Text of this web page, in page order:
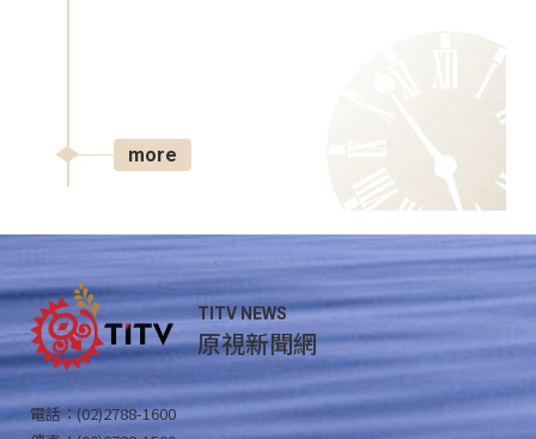
more
TITV NEWS
原視新聞網
電話：(02)2788-1600